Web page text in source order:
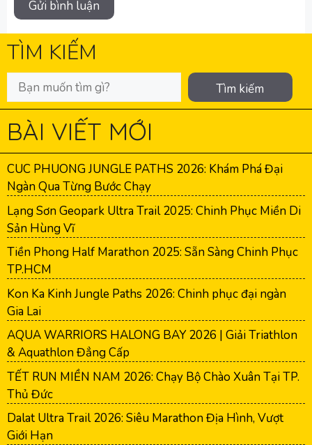
TÌM KIẾM
Tìm kiếm
BÀI VIẾT MỚI
CUC PHUONG JUNGLE PATHS 2026: Khám Phá Đại
Ngàn Qua Từng Bước Chạy
Lạng Sơn Geopark Ultra Trail 2025: Chinh Phục Miền Di
Sản Hùng Vĩ
Tiền Phong Half Marathon 2025: Sẵn Sàng Chinh Phục
TP.HCM
Kon Ka Kinh Jungle Paths 2026: Chinh phục đại ngàn
Gia Lai
AQUA WARRIORS HALONG BAY 2026 | Giải Triathlon
& Aquathlon Đẳng Cấp
TẾT RUN MIỀN NAM 2026: Chạy Bộ Chào Xuân Tại TP.
Thủ Đức
Dalat Ultra Trail 2026: Siêu Marathon Địa Hình, Vượt
Giới Hạn